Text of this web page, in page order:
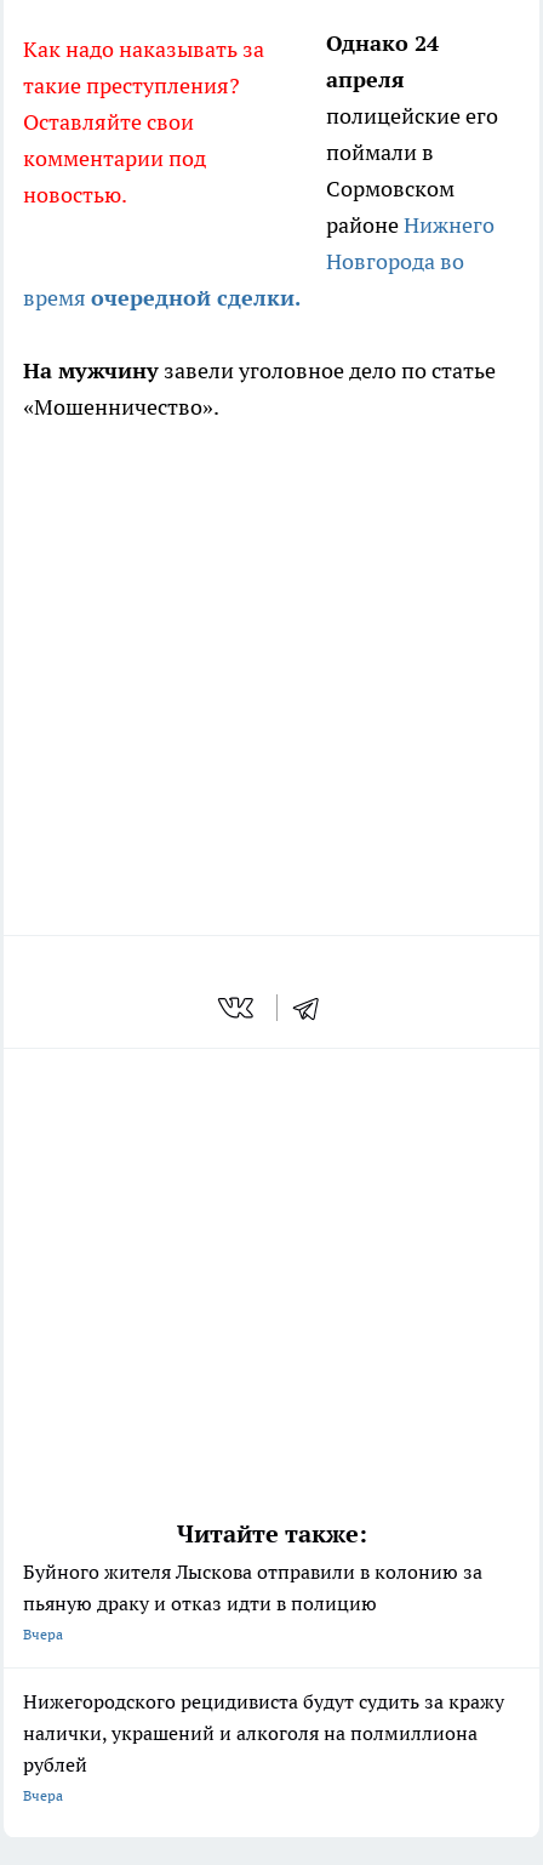
Как надо наказывать за
такие преступления?
Оставляйте свои
комментарии под
новостью.
Однако 24
апреля
полицейские его
поймали в
Сормовском
районеНижнего
Новгорода во
время очередной сделки.
На мужчину завели уголовное дело по статье
«Мошенничество».
Читайте также:
Буйного жителя Лыскова отправили в колонию за
пьяную драку и отказ идти в полицию
Вчера
Нижегородского рецидивиста будут судить за кражу
налички, украшений и алкоголя на полмиллиона
рублей
Вчера